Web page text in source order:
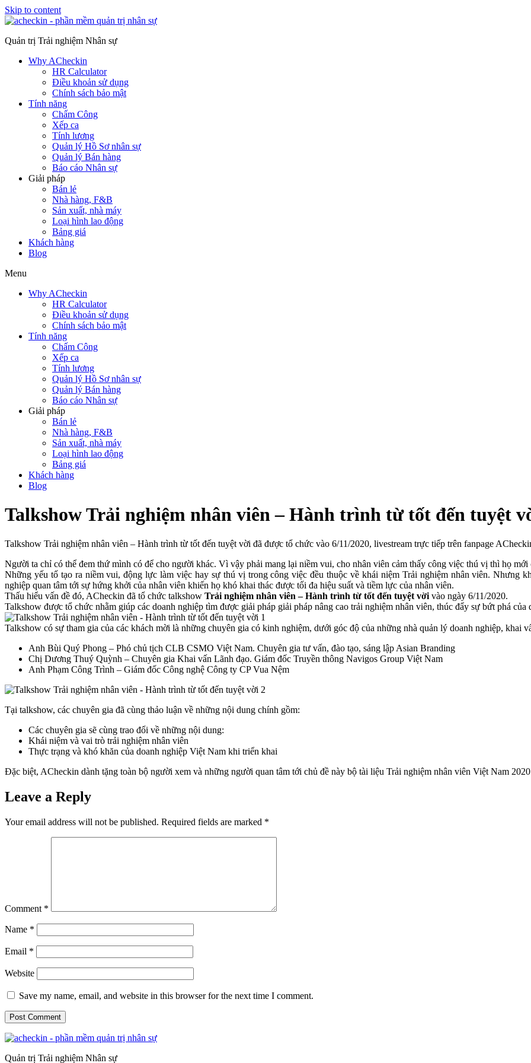
Skip to content
Quản trị Trải nghiệm Nhân sự
Why ACheckin
HR Calculator
Điều khoản sử dụng
Chính sách bảo mật
Tính năng
Chấm Công
Xếp ca
Tính lương
Quản lý Hồ Sơ nhân sự
Quản lý Bán hàng
Báo cáo Nhân sự
Giải pháp
Bán lẻ
Nhà hàng, F&B
Sản xuất, nhà máy
Loại hình lao động
Bảng giá
Khách hàng
Blog
Menu
Why ACheckin
HR Calculator
Điều khoản sử dụng
Chính sách bảo mật
Tính năng
Chấm Công
Xếp ca
Tính lương
Quản lý Hồ Sơ nhân sự
Quản lý Bán hàng
Báo cáo Nhân sự
Giải pháp
Bán lẻ
Nhà hàng, F&B
Sản xuất, nhà máy
Loại hình lao động
Bảng giá
Khách hàng
Blog
Talkshow Trải nghiệm nhân viên – Hành trình từ tốt đến tuyệt
Talkshow Trải nghiệm nhân viên – Hành trình từ tốt đến tuyệt vời đã được tổ chức vào 6/11/2020, livestream trực tiếp trên fanpage
Người ta chỉ có thể đem thứ mình có để cho người khác. Vì vậy phải mang lại niềm vui, cho nhân viên cảm thấy công việc thú vị thì họ
Những yếu tố tạo ra niềm vui, động lực làm việc hay sự thú vị trong công việc đều thuộc về khái niệm Trải nghiệm nhân viên. Nhưng
nghiệp quan tâm tới sự hứng khởi của nhân viên khiến họ khó khai thác được tối đa hiệu suất và tiềm lực của nhân viên.
Thấu hiểu vấn đề đó, ACheckin đã tổ chức talkshow Trải nghiệm nhân viên – Hành trình từ tốt đến tuyệt vời vào ngày 6/11/2020.
Talkshow được tổ chức nhằm giúp các doanh nghiệp tìm được giải pháp giải pháp nâng cao trải nghiệm nhân viên, thúc đẩy sự bứt phá
Talkshow có sự tham gia của các khách mời là những chuyên gia có kinh nghiệm, dưới góc độ của những nhà quản lý doanh nghiệp, khai
Anh Bùi Quý Phong – Phó chủ tịch CLB CSMO Việt Nam. Chuyên gia tư vấn, đào tạo, sáng lập Asian Branding
Chị Dương Thuý Quỳnh – Chuyên gia Khai vấn Lãnh đạo. Giám đốc Truyền thông Navigos Group Việt Nam
Anh Phạm Công Trình – Giám đốc Công nghệ Công ty CP Vua Nệm
Tại talkshow, các chuyên gia đã cùng thảo luận về những nội dung chính gồm:
Các chuyên gia sẽ cùng trao đổi về những nội dung:
Khái niệm và vai trò trải nghiệm nhân viên
Thực trạng và khó khăn của doanh nghiệp Việt Nam khi triển khai
Đặc biệt, ACheckin dành tặng toàn bộ người xem và những người quan tâm tới chủ đề này bộ tài liệu Trải nghiệm nhân viên Việt Nam
Leave a Reply
Your email address will not be published. Required fields are marked *
Comment *
Name *
Email *
Website
Save my name, email, and website in this browser for the next time I comment.
Quản trị Trải nghiệm Nhân sự